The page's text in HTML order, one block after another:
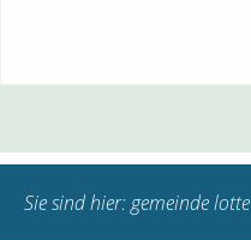
Sie sind hier:gemeinde lotte